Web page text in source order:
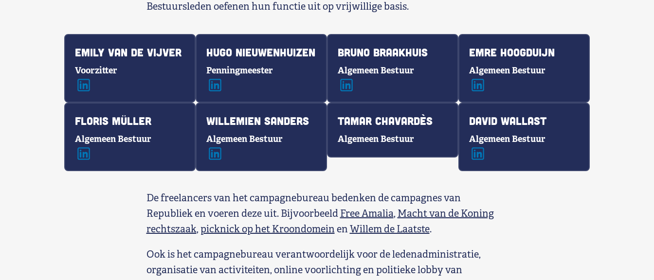
Bestuursleden oefenen hun functie uit op vrijwillige basis.
Emily van de Vijver
Voorzitter
Hugo Nieuwenhuizen
Penningmeester
Bruno Braakhuis
Algemeen Bestuur
Emre Hoogduijn
Algemeen Bestuur
Floris Müller
Algemeen Bestuur
Willemien Sanders
Algemeen Bestuur
Tamar Chavardès
Algemeen Bestuur
David Wallast
Algemeen Bestuur
De freelancers van het campagnebureau bedenken de campagnes van
Republiek en voeren deze uit. Bijvoorbeeld Free Amalia, Macht van de Koning
rechtszaak,picknick op het Kroondomein en Willem de Laatste.
Ook is het campagnebureau verantwoordelijk voor de ledenadministratie,
organisatie van activiteiten, online voorlichting en politieke lobby van